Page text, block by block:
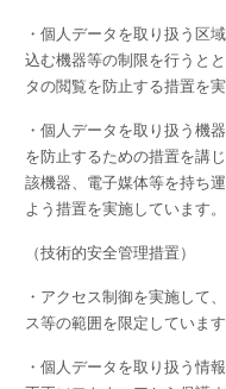
・個人データを取り扱う区
込む機器等の制限を行うと
タの閲覧を防止する措置を
・個人データを取り扱う機
を防止するための措置を講
該機器、電子媒体等を持ち
よう措置を実施しています。
（技術的安全管理措置）
・アクセス制御を実施して
ス等の範囲を限定しています
・個人データを取り扱う情